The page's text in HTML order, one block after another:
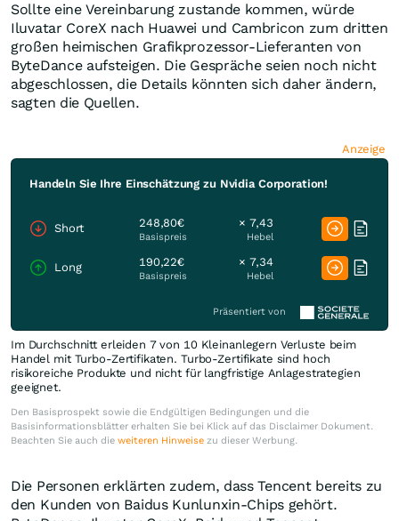
Sollte eine Vereinbarung zustande kommen, würde
Iluvatar CoreX nach Huawei und Cambricon zum dritten
großen heimischen Grafikprozessor-Lieferanten von
ByteDance aufsteigen. Die Gespräche seien noch nicht
abgeschlossen, die Details könnten sich daher ändern,
sagten die Quellen.
Anzeige
Handeln Sie Ihre Einschätzung zu Nvidia Corporation!
Short 248,80€
Basispreis
× 7,43
Hebel
Long 190,22€
Basispreis
× 7,34
Hebel
Präsentiert von
Im Durchschnitt erleiden 7 von 10 Kleinanlegern Verluste beim
Handel mit Turbo-Zertifikaten. Turbo-Zertifikate sind hoch
risikoreiche Produkte und nicht für langfristige Anlagestrategien
geeignet.
Den Basisprospekt sowie die Endgültigen Bedingungen und die
Basisinformationsblätter erhalten Sie bei Klick auf das Disclaimer Dokument.
Beachten Sie auch die weiteren Hinweise zu dieser Werbung.
Die Personen erklärten zudem, dass Tencent bereits zu
den Kunden von Baidus Kunlunxin-Chips gehört.